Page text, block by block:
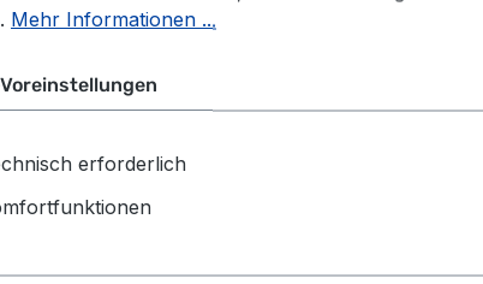
für zusätzlichen Schutz
wie z. B. kleine Taschen, Schlösser oder
oder einen kleinen Regenschirm
Mehr Informationen ...
erforderlich